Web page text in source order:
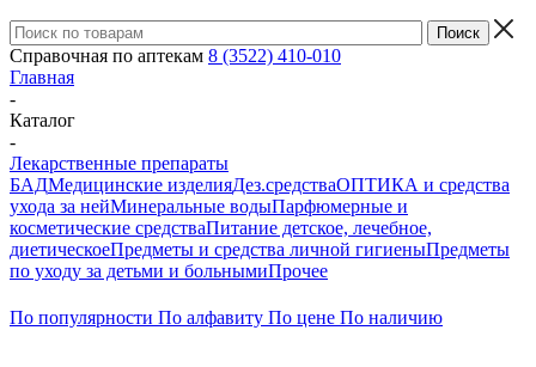
Справочная по аптекам 8 (3522) 410-010
Главная
-
Каталог
-
Лекарственные препараты
БАДМедицинские изделияДез.средстваОПТИКА и средства
ухода за нейМинеральные водыПарфюмерные и
косметические средстваПитание детское, лечебное,
диетическоеПредметы и средства личной гигиеныПредметы
по уходу за детьми и больнымиПрочее
По популярности По алфавиту По цене По наличию